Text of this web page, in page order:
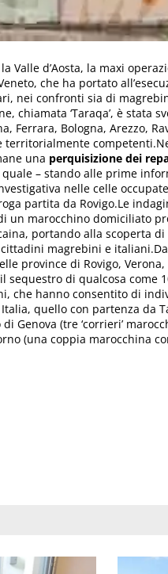
Valle d’Aosta, la maxi
che ha portato
nei confronti sia di
chiamata ‘Taraqa’, è stata
Ferrara, Bologna, Arezzo,
una perquisizione dei
– stando alle prime
nelle celle
partita da Rovigo.Le
un marocchino domiciliato
portando alla scoperta
magrebini e
province di Rovigo,
sequestro di qualcosa come
che hanno consentito di
quello con partenza da
Genova (tre ‘corrieri’
(una coppia marocchina